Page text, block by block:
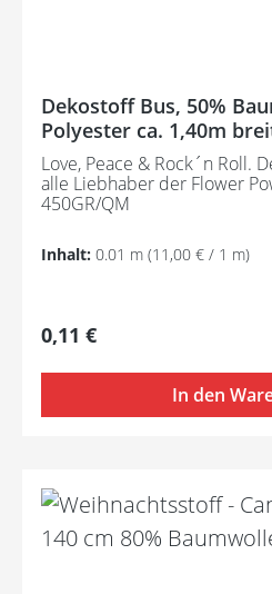
Dekostoff Bus, 50%
Polyester ca. 1,40m
Love, Peace & Rock´n Roll.
alle Liebhaber der Flower Power-Zeit.
Inhalt: 0.01 m (11,00 € / 1 m)
Regulärer Preis:
0,11 €
In den